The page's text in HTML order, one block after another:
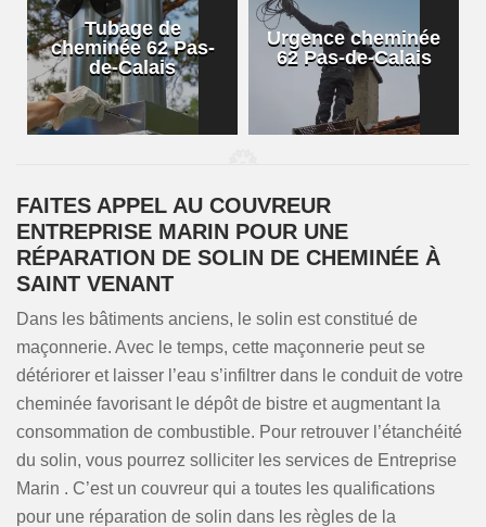
Tubage de
cheminée 62 Pas-
de-Calais
Urgence cheminée
62 Pas-de-Calais
FAITES APPEL AU COUVREUR
ENTREPRISE MARIN POUR UNE
RÉPARATION DE SOLIN DE CHEMINÉE À
SAINT VENANT
Dans les bâtiments anciens, le solin est constitué de
maçonnerie. Avec le temps, cette maçonnerie peut se
détériorer et laisser l’eau s’infiltrer dans le conduit de votre
cheminée favorisant le dépôt de bistre et augmentant la
consommation de combustible. Pour retrouver l’étanchéité
du solin, vous pourrez solliciter les services de Entreprise
Marin . C’est un couvreur qui a toutes les qualifications
pour une réparation de solin dans les règles de la